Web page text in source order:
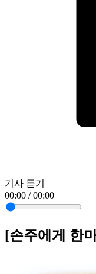
기사 듣기
00:00 / 00:00
[손주에게 한